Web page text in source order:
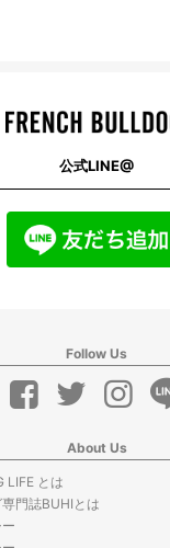
公式LINE@
Follow Us
About Us
LIFE とは
門誌BUHIとは